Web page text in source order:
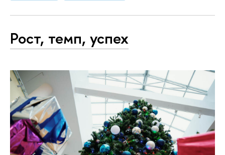
Рост, темп, успех